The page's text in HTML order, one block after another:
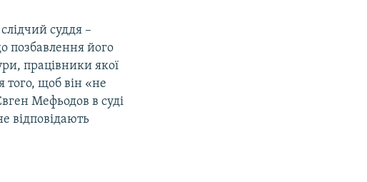
суддя –
позбавлення його
працівники якої
того, щоб він «не
Мефьодов в суді
відповідають